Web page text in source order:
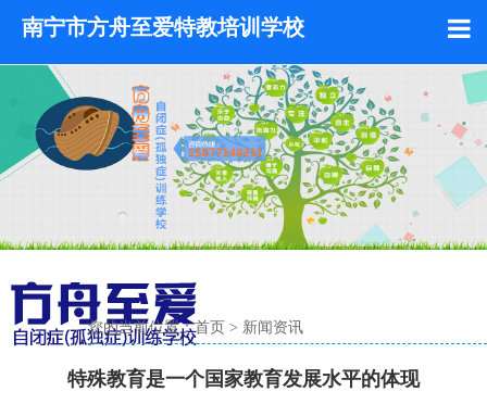
南宁市方舟至爱特教培训学校
您的当前位置：首页 > 新闻资讯
特殊教育是一个国家教育发展水平的体现